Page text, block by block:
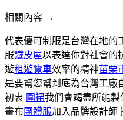
相關內容 →
代表優可制服是台灣在地的
服鐵皮屋以表達你對社會的
遊租遊覽車效率的精神苗栗
是要幫您幫到底為台灣工廠
初衷 圍裙我們會竭盡所能
畫布 團體服加入品牌設計師